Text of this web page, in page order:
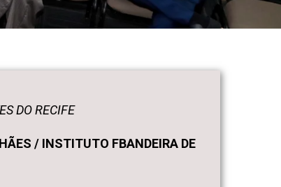
DO RECIFE
/ INSTITUTO FBANDEIRA DE